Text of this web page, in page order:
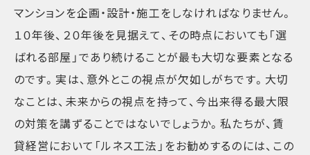
マンションを企画・設計・施工をしなければなりません。
１０年後、２０年後を見据えて、その時点においても「選
ばれる部屋」であり続けることが最も大切な要素となる
のです。実は、意外とこの視点が欠如しがちです。大切
なことは、未来からの視点を持って、今出来得る最大限
の対策を講ずることではないでしょうか。私たちが、賃
貸経営において「ルネス工法」をお勧めするのには、この